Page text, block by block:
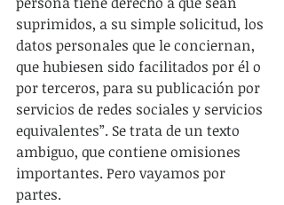
suprimidos, a su simple solicitud, los
datos personales que le conciernan,
que hubiesen sido facilitados por él o
por terceros, para su publicación por
servicios de redes sociales y servicios
equivalentes”. Se trata de un texto
ambiguo, que contiene omisiones
importantes. Pero vayamos por
partes.